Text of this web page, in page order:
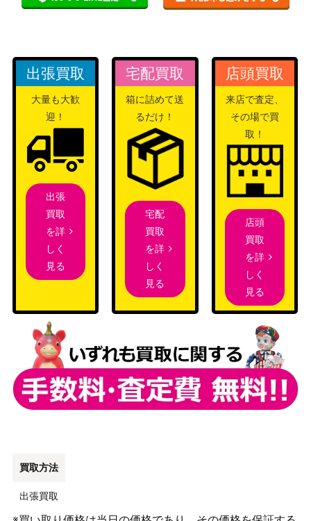
出張買取
大量も大歓
迎！
出張
買取
を詳
しく
見る
宅配買取
箱に詰めて送
るだけ！
宅配
買取
を詳
しく
見る
店頭買取
来店で査定、
その場で買
取！
店頭
買取
を詳
しく
見る
買取方法
出張買取